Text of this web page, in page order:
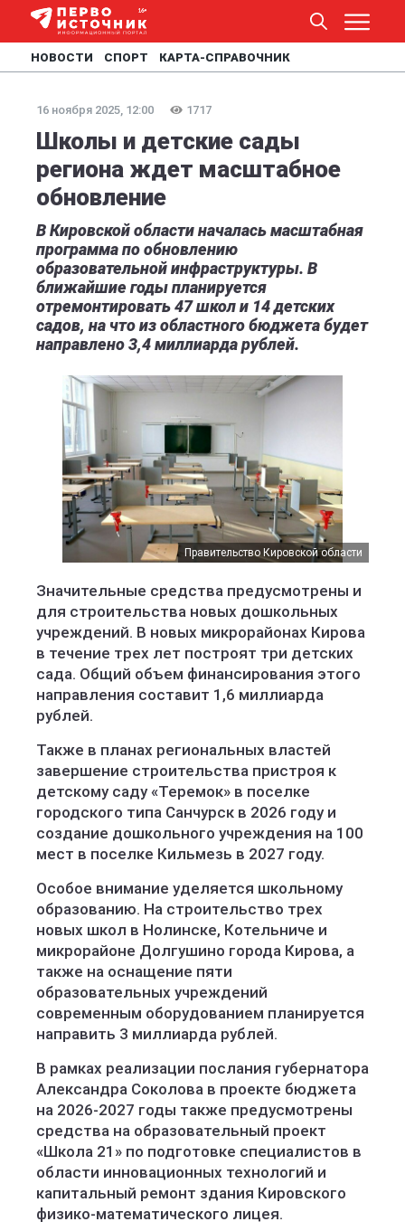
НОВОСТИ СПОРТ КАРТА-СПРАВОЧНИК
16 ноября 2025, 12:00 1717
Школы и детские сады
региона ждет масштабное
обновление
В Кировской области началась масштабная
программа по обновлению
образовательной инфраструктуры. В
ближайшие годы планируется
отремонтировать 47 школ и 14 детских
садов, на что из областного бюджета будет
направлено 3,4 миллиарда рублей.
Правительство Кировской области
Значительные средства предусмотрены и
для строительства новых дошкольных
учреждений. В новых микрорайонах Кирова
в течение трех лет построят три детских
сада. Общий объем финансирования этого
направления составит 1,6 миллиарда
рублей.
Также в планах региональных властей
завершение строительства пристроя к
детскому саду «Теремок» в поселке
городского типа Санчурск в 2026 году и
создание дошкольного учреждения на 100
мест в поселке Кильмезь в 2027 году.
Особое внимание уделяется школьному
образованию. На строительство трех
новых школ в Нолинске, Котельниче и
микрорайоне Долгушино города Кирова, а
также на оснащение пяти
образовательных учреждений
современным оборудованием планируется
направить 3 миллиарда рублей.
В рамках реализации послания губернатора
Александра Соколова в проекте бюджета
на 2026-2027 годы также предусмотрены
средства на образовательный проект
«Школа 21» по подготовке специалистов в
области инновационных технологий и
капитальный ремонт здания Кировского
физико-математического лицея.